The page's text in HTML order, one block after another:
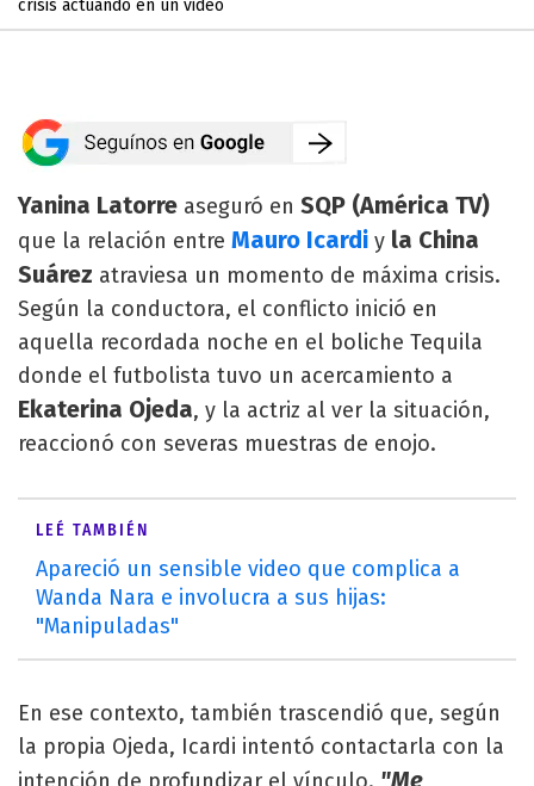
crisis actuando en un video
Yanina Latorre aseguró en SQP (América TV)
que la relación entre Mauro Icardi y la China
Suárez atraviesa un momento de máxima crisis.
Según la conductora, el conflicto inició en
aquella recordada noche en el boliche Tequila
donde el futbolista tuvo un acercamiento a
Ekaterina Ojeda, y la actriz al ver la situación,
reaccionó con severas muestras de enojo.
LEÉ TAMBIÉN
Apareció un sensible video que complica a
Wanda Nara e involucra a sus hijas:
"Manipuladas"
En ese contexto, también trascendió que, según
la propia Ojeda, Icardi intentó contactarla con la
"Me